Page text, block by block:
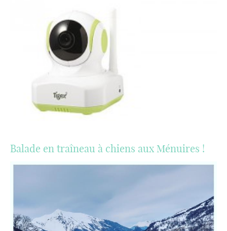
Balade en traîneau à chiens aux Ménuires !